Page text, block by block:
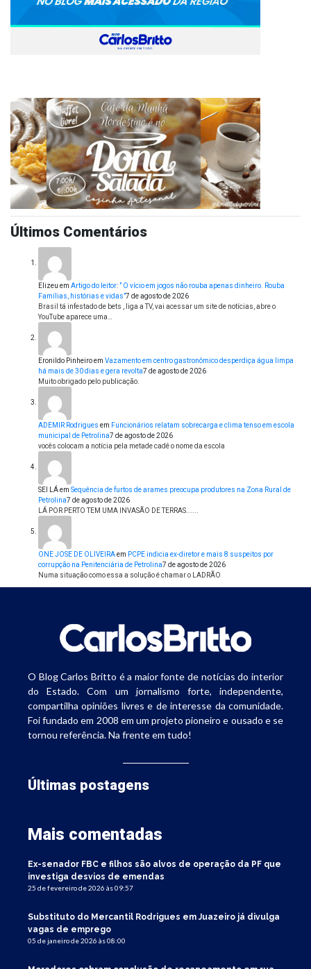
Últimos Comentários
Elizeu em Artigo do leitor: ” O vício em jogos não rouba apenas dinheiro. Rouba
Famílias, histórias e vidas”7 de agosto de 2026
Brasil tá infestado de bets , liga a TV, vai acessar um site de notícias, abre o
YouTube aparece uma…
Eronildo Pinheiroem Vazamento em centro gastronômico desperdiça água limpa
há mais de 30 dias e gera revolta7 de agosto de 2026
Muito obrigado pelo publicação.
ADEMIR Rodrigues em Funcionários relatam sobrecarga e clima tenso em escola
municipal de Petrolina7 de agosto de 2026
vocês colocam a notícia pela metade cadê o nome da escola
SEI LÁem Sequência de furtos de arames preocupa produtores na Zona Rural de
Petrolina7 de agosto de 2026
LÁ POR PERTO TEM UMA INVASÃO DE TERRAS......
ONE JOSE DE OLIVEIRAem PCPE indicia ex-diretor e mais 8 suspeitos por
corrupção na Penitenciária de Petrolina7 de agosto de 2026
Numa situação como essa a solução é chamar o LADRÃO
O Blog Carlos Britto é a maior fonte de notícias do interior
do Estado. Com um jornalismo forte, independente,
compartilha opiniões livres e de interesse da comunidade.
Foi fundado em 2008 em um projeto pioneiro e ousado e se
tornou referência. Na frente em tudo!
Últimas postagens
Mais comentadas
Ex-senador FBC e filhos são alvos de operação da PF que
investiga desvios de emendas
25 de fevereiro de 2026 às 09:57
Substituto do Mercantil Rodrigues em Juazeiro já divulga
vagas de emprego
05 de janeiro de 2026 às 08:00